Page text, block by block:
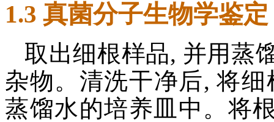
1.3 真菌分子生物学鉴定
取出细根样品, 并用蒸
杂物。清洗干净后, 将
蒸馏水的培养皿中。将